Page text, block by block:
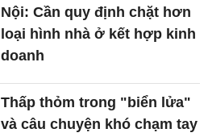
Nội: Cần quy định chặt hơn
loại hình nhà ở kết hợp kinh
doanh
Thấp thỏm trong "biển lửa"
và câu chuyện khó chạm tay